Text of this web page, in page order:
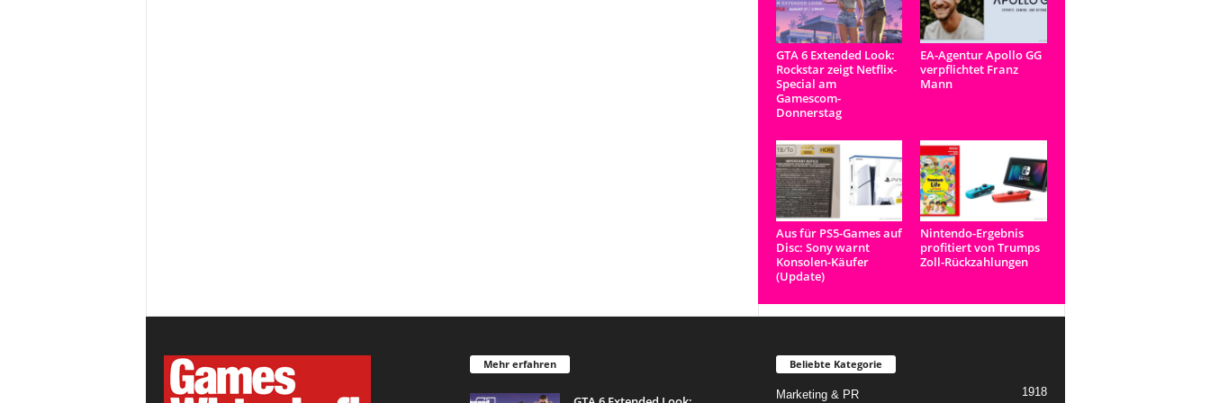
GTA 6 Extended Look:
Rockstar zeigt Netflix-
Special am
Gamescom-
Donnerstag
EA-Agentur Apollo GG
verpflichtet Franz
Mann
Aus für PS5-Games auf
Disc: Sony warnt
Konsolen-Käufer
(Update)
Nintendo-Ergebnis
profitiert von Trumps
Zoll-Rückzahlungen
Mehr erfahren Beliebte Kategorie
Marketing & PR 1918